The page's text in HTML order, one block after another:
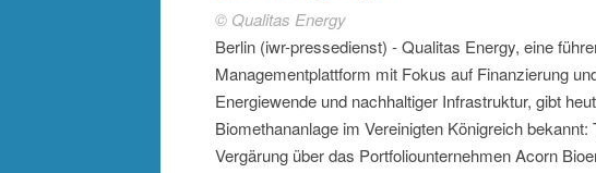
© Qualitas Energy
Berlin (iwr-pressedienst) - Qualitas Energy, eine
Managementplattform mit Fokus auf Finanzierung
Energiewende und nachhaltiger Infrastruktur, gibt
Biomethananlage im Vereinigten Königreich
Vergärung über das Portfoliounternehmen Acorn